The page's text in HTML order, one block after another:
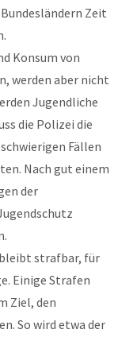
Zeit
Konsum von
werden aber nicht
Jugendliche
die Polizei die
Fällen
Nach gut einem
der
strafbar, für
Einige Strafen
Ziel, den
So wird etwa der